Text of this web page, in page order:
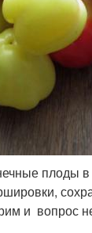
плоды
и вопрос